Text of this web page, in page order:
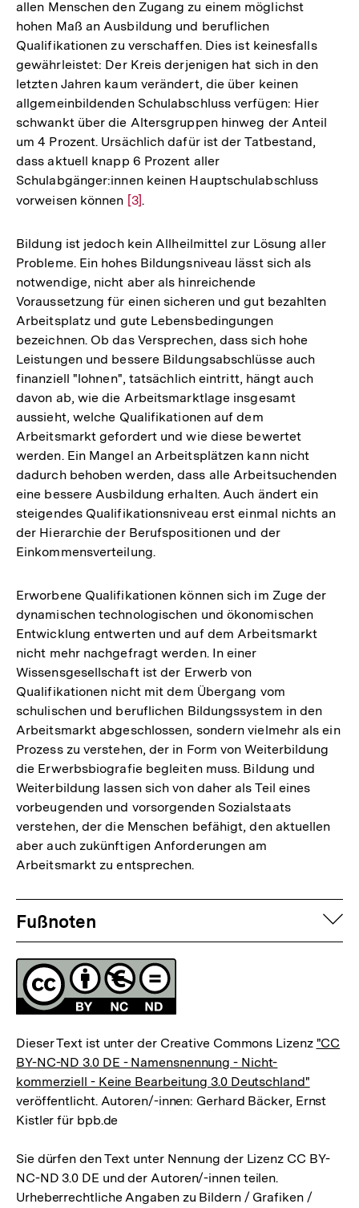
allen Menschen den Zugang zu einem möglichst
hohen Maß an Ausbildung und beruflichen
Qualifikationen zu verschaffen. Dies ist keinesfalls
gewährleistet: Der Kreis derjenigen hat sich in den
letzten Jahren kaum verändert, die über keinen
allgemeinbildenden Schulabschluss verfügen: Hier
schwankt über die Altersgruppen hinweg der Anteil
um 4 Prozent. Ursächlich dafür ist der Tatbestand,
dass aktuell knapp 6 Prozent aller
Schulabgänger:innen keinen Hauptschulabschluss
vorweisen können Zur
der
Fußnote
[3].
Bildung ist jedoch kein Allheilmittel zur Lösung aller
Probleme. Ein hohes Bildungsniveau lässt sich als
notwendige, nicht aber als hinreichende
Voraussetzung für einen sicheren und gut bezahlten
Arbeitsplatz und gute Lebensbedingungen
bezeichnen. Ob das Versprechen, dass sich hohe
Leistungen und bessere Bildungsabschlüsse auch
finanziell "lohnen", tatsächlich eintritt, hängt auch
davon ab, wie die Arbeitsmarktlage insgesamt
aussieht, welche Qualifikationen auf dem
Arbeitsmarkt gefordert und wie diese bewertet
werden. Ein Mangel an Arbeitsplätzen kann nicht
dadurch behoben werden, dass alle Arbeitsuchenden
eine bessere Ausbildung erhalten. Auch ändert ein
steigendes Qualifikationsniveau erst einmal nichts an
der Hierarchie der Berufspositionen und der
Einkommensverteilung.
Erworbene Qualifikationen können sich im Zuge der
dynamischen technologischen und ökonomischen
Entwicklung entwerten und auf dem Arbeitsmarkt
nicht mehr nachgefragt werden. In einer
Wissensgesellschaft ist der Erwerb von
Qualifikationen nicht mit dem Übergang vom
schulischen und beruflichen Bildungssystem in den
Arbeitsmarkt abgeschlossen, sondern vielmehr als ein
Prozess zu verstehen, der in Form von Weiterbildung
die Erwerbsbiografie begleiten muss. Bildung und
Weiterbildung lassen sich von daher als Teil eines
vorbeugenden und vorsorgenden Sozialstaats
verstehen, der die Menschen befähigt, den aktuellen
aber auch zukünftigen Anforderungen am
Arbeitsmarkt zu entsprechen.
Fussnoten
Fußnoten
Lizenz
Dieser Text ist unter der Creative Commons Lizenz "CC
BY-NC-ND 3.0 DE - Namensnennung - Nicht-
kommerziell - Keine Bearbeitung 3.0 Deutschland"
veröffentlicht. Autoren/-innen: Gerhard Bäcker, Ernst
Kistler für bpb.de
Sie dürfen den Text unter Nennung der Lizenz CC BY-
NC-ND 3.0 DE und der Autoren/-innen teilen.
Urheberrechtliche Angaben zu Bildern / Grafiken /